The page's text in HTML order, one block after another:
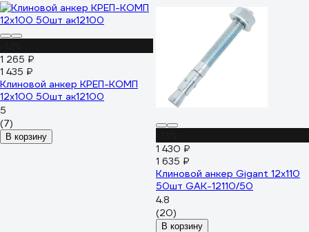
1 265 ₽
1 435 ₽
Клиновой анкер КРЕП-КОМП
12х100 50шт ак12100
5
(7)
В корзину
1 430 ₽
1 635 ₽
Клиновой анкер Gigant 12x110
50шт GAK-12110/50
4.8
(20)
В корзину